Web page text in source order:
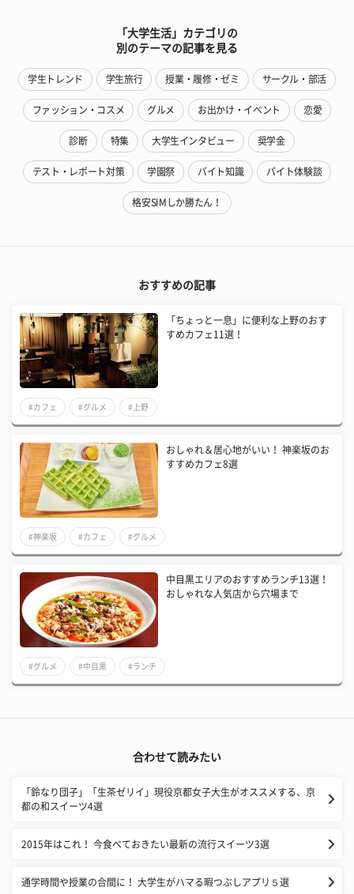
「大学生活」カテゴリの
別のテーマの記事を見る
学生トレンド 学生旅行 授業・履修・ゼミ サークル・部活
ファッション・コスメ グルメ お出かけ・イベント 恋愛
診断 特集 大学生インタビュー 奨学金
テスト・レポート対策 学園祭 バイト知識 バイト体験談
格安SIMしか勝たん！
おすすめの記事
「ちょっと一息」に便利な上野のおす
すめカフェ11選！
#カフェ #グルメ #上野
おしゃれ＆居心地がいい！ 神楽坂のお
すすめカフェ8選
#神楽坂 #カフェ #グルメ
中目黒エリアのおすすめランチ13選！
おしゃれな人気店から穴場まで
#グルメ #中目黒 #ランチ
合わせて読みたい
「鈴なり団子」「生茶ゼリイ」現役京都女子大生がオススメする、京
都の和スイーツ4選
2015年はこれ！ 今食べておきたい最新の流行スイーツ3選
通学時間や授業の合間に！ 大学生がハマる暇つぶしアプリ５選